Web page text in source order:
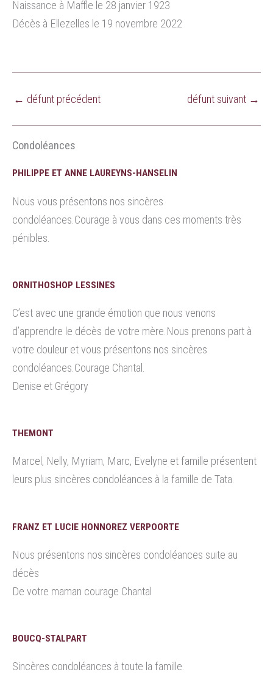
Naissance à Maffle le 28 janvier 1923
Décès à Ellezelles le 19 novembre 2022
← défunt précédent défunt suivant →
Condoléances
PHILIPPE ET ANNE LAUREYNS-HANSELIN
Nous vous présentons nos sincères
condoléances.Courage à vous dans ces moments très
pénibles.
ORNITHOSHOP LESSINES
C’est avec une grande émotion que nous venons
d’apprendre le décès de votre mère.Nous prenons part à
votre douleur et vous présentons nos sincères
condoléances.Courage Chantal.
Denise et Grégory
THEMONT
Marcel, Nelly, Myriam, Marc, Evelyne et famille présentent
leurs plus sincères condoléances à la famille de Tata.
FRANZ ET LUCIE HONNOREZ VERPOORTE
Nous présentons nos sincères condoléances suite au
décès
De votre maman courage Chantal
BOUCQ-STALPART
Sincères condoléances à toute la famille.